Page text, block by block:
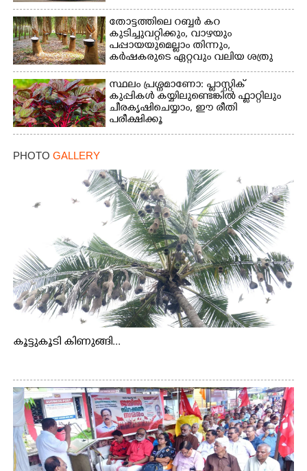
തോട്ടത്തിലെ റബ്ബർ കറ
കുടിച്ചുവറ്റിക്കും, വാഴയും
പപ്പായയുമെല്ലാം തിന്നും,
കർഷകരുടെ ഏറ്റവും വലിയ ശത്രു
സ്ഥലം പ്രശ്നമാണോ: പ്ലാസ്റ്റിക്
കുപ്പികൾ കയ്യിലുണ്ടെങ്കിൽ ഫ്ലാറ്റിലും
ചീരകൃഷിചെയ്യാം, ഈ രീതി
പരീക്ഷിക്കൂ
PHOTO GALLERY
കൂട്ടുകൂടി കിണുങ്ങി...